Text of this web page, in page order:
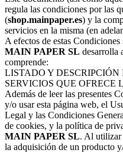
regula las condiciones por las
(shop.mainpaper.es) y la
servicios en la misma (en
A efectos de estas
MAIN PAPER SL desarrolla
comprende:
LISTADO Y DESCRIPCIÓN
SERVICIOS QUE OFRECE
Además de leer las presentes
y/o usar esta página web, el
Legal y las Condiciones
de cookies, y la política de
MAIN PAPER SL. Al utilizar
la adquisición de un producto